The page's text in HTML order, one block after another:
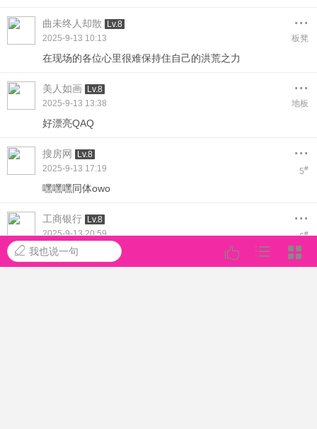
曲未终人却散 Lv.8 ...
2025-9-13 10:13 板凳
在现场的各位心里很难保持住自己的洪荒之力
美人如画 Lv.8 ...
2025-9-13 13:38 地板
好漂亮QAQ
搜房网 Lv.8 ...
2025-9-13 17:19 5#
嘿嘿嘿同体owo
工商银行 Lv.8 ...
2025-9-13 20:59 6#
美美哒( ????? )喜欢(?>ω<*?)
我也说一句